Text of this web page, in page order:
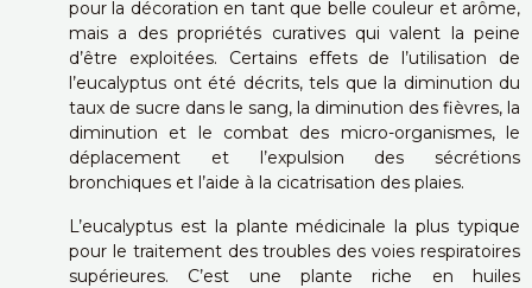
pour la décoration en tant que belle couleur et arôme,
mais a des propriétés curatives qui valent la peine
d’être exploitées. Certains effets de l’utilisation de
l’eucalyptus ont été décrits, tels que la diminution du
taux de sucre dans le sang, la diminution des fièvres, la
diminution et le combat des micro-organismes, le
déplacement et l’expulsion des sécrétions
bronchiques et l’aide à la cicatrisation des plaies.
L’eucalyptus est la plante médicinale la plus typique
pour le traitement des troubles des voies respiratoires
supérieures. C’est une plante riche en huiles